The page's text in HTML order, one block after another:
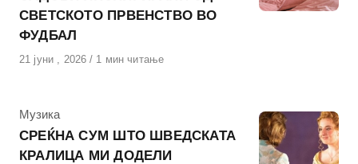
СВЕТСКОТО ПРВЕНСТВО ВО
ФУДБАЛ
Објавено
21 јуни , 2026 1 мин читање
КАтегорија
Музика
СРЕЌНА СУМ ШТО ШВЕДСКАТА
КРАЛИЦА МИ ДОДЕЛИ